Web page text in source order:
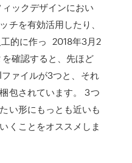
ックデザインにおい
チを有効活用したり、
的に作っ 2018年3月2
確認すると、先ほど
ァイルが3つと、それ
包されています。 3つ
い形にもっとも近いも
くことをオススメしま